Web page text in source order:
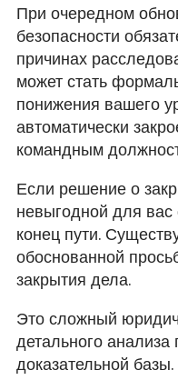
При очередном
безопасности
причинах
может стать
понижения вашего
автоматически
командным
Если решение о
невыгодной для
конец пути.
обоснованной
закрытия дела.
Это сложный
детального
доказательной базы.